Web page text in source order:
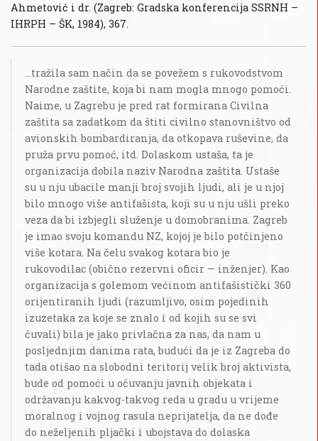
Ahmetović i dr. (Zagreb: Gradska konferencija SSRNH –
IHRPH – ŠK, 1984), 367.
...tražila sam način da se povežem s rukovodstvom
Narodne zaštite, koja bi nam mogla mnogo pomoći.
Naime, u Zagrebu je pred rat formirana Civilna
zaštita sa zadatkom da štiti civilno stanovništvo od
avionskih bombardiranja, da otkopava ruševine, da
pruža prvu pomoć, itd. Dolaskom ustaša, ta je
organizacija dobila naziv Narodna zaštita. Ustaše
su u nju ubacile manji broj svojih ljudi, ali je u njoj
bilo mnogo više antifašista, koji su u nju ušli preko
veza da bi izbjegli služenje u domobranima. Zagreb
je imao svoju komandu NZ, kojoj je bilo potčinjeno
više kotara. Na čelu svakog kotara bio je
rukovodilac (obično rezervni oficir — inženjer). Kao
organizacija s golemom većinom antifašistički 360
orijentiranih ljudi (razumljivo, osim pojedinih
izuzetaka za koje se znalo i od kojih su se svi
čuvali) bila je jako privlačna za nas, da nam u
posljednjim danima rata, budući da je iz Zagreba do
tada otišao na slobodni teritorij velik broj aktivista,
bude od pomoći u očuvanju javnih objekata i
održavanju kakvog-takvog reda u gradu u vrijeme
moralnog i vojnog rasula neprijatelja, da ne dođe
do neželjenih pljački i ubojstava do dolaska